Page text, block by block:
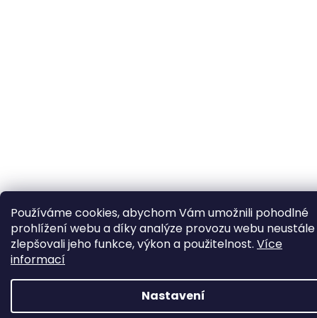
Používáme cookies, abychom Vám umožnili pohodlné
prohlížení webu a díky analýze provozu webu neustále
zlepšovali jeho funkce, výkon a použitelnost. Více
informací
Nastavení